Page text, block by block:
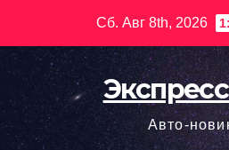
содержимому
Сб. Авг 8th, 2026
Авто-